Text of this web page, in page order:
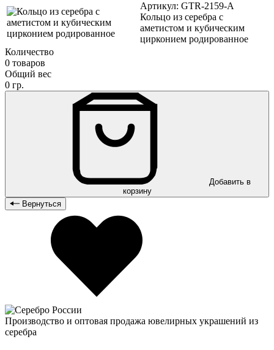
Артикул: GTR-2159-A
Кольцо из серебра с
аметистом и кубическим
цирконием родированное
Количество
0 товаров
Общий вес
0 гр.
корзину
Вернуться
Производство и оптовая продажа ювелирных украшений из
серебра